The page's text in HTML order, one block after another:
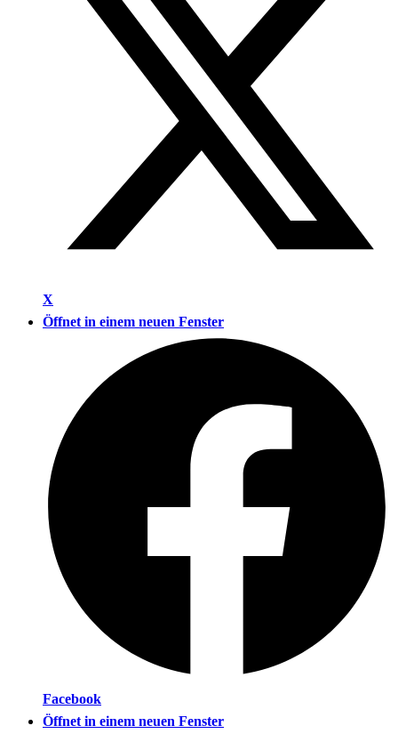
X
Öffnet in einem neuen Fenster
Facebook
Öffnet in einem neuen Fenster